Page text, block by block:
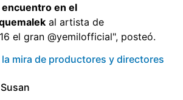
encuentro en el
al artista de
el gran @yemilofficial", posteó.
la mira de productores y directores